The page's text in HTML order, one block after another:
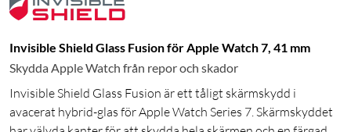
Invisible Shield Glass Fusion för Apple Watch 7, 41 mm
Skydda Apple Watch från repor och skador
Invisible Shield Glass Fusion är ett tåligt skärmskydd i
avacerat hybrid-glas för Apple Watch Series 7. Skärmskyddet